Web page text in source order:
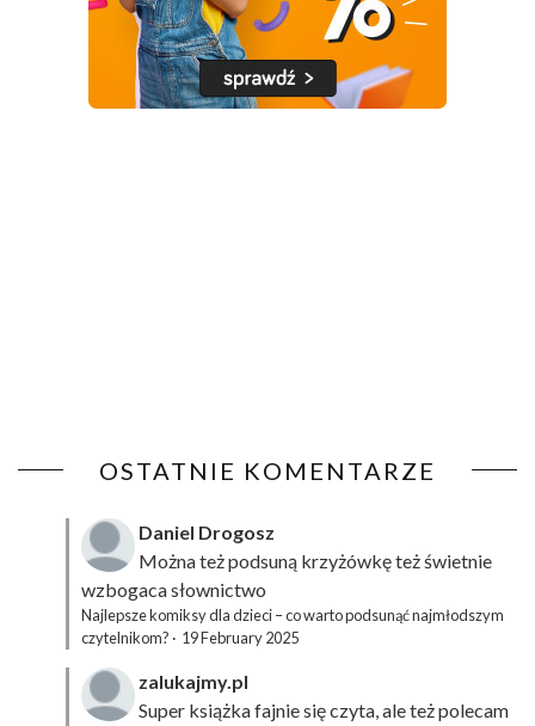
OSTATNIE KOMENTARZE
Daniel Drogosz
Można też podsuną krzyżówkęteż świetnie
wzbogaca słownictwo
Najlepsze komiksy dla dzieci – co warto podsunąć najmłodszym
czytelnikom? · 19 February 2025
zalukajmy.pl
Super książka fajnie się czyta, ale też polecam